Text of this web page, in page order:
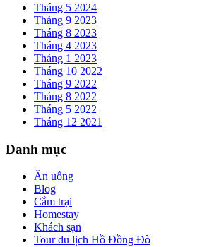
Tháng 5 2024
Tháng 9 2023
Tháng 8 2023
Tháng 4 2023
Tháng 1 2023
Tháng 10 2022
Tháng 9 2022
Tháng 8 2022
Tháng 5 2022
Tháng 12 2021
Danh mục
Ăn uống
Blog
Cắm trại
Homestay
Khách sạn
Tour du lịch Hồ Đồng Đò